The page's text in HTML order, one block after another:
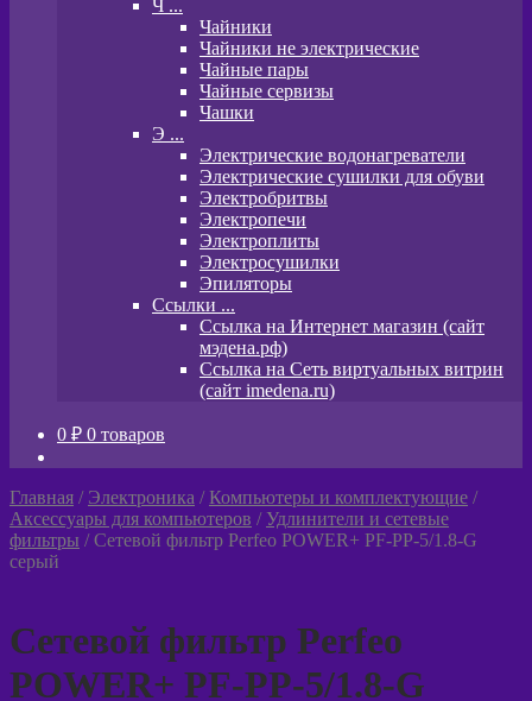
Ч ...
Чайники
Чайники не электрические
Чайные пары
Чайные сервизы
Чашки
Э ...
Электрические водонагреватели
Электрические сушилки для обуви
Электробритвы
Электропечи
Электроплиты
Электросушилки
Эпиляторы
Ссылки ...
Ссылка на Интернет магазин (сайт
мэдена.рф)
Ссылка на Сеть виртуальных витрин
(сайт imedena.ru)
0 ₽ 0 товаров
Главная / Электроника /Компьютеры и комплектующие /
Аксессуары для компьютеров /Удлинители и сетевые
фильтры /Сетевой фильтр Perfeo POWER+ PF-PP-5/1.8-G
серый
Сетевой фильтр Perfeo
POWER+ PF-PP-5/1.8-G